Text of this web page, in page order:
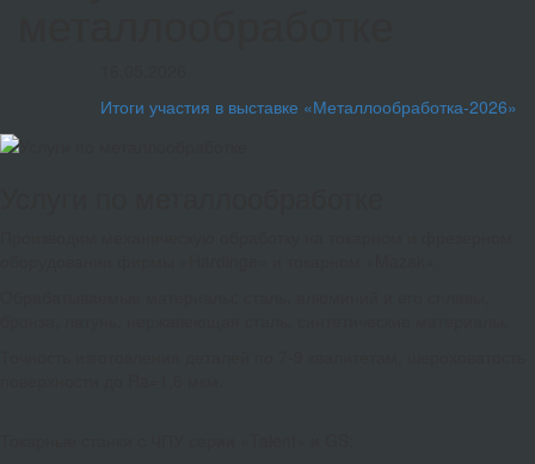
Итоги участия в выставке «Металлообработка-2026»